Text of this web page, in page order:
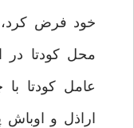
محل کودتا در
عامل کودتا
اراذل و